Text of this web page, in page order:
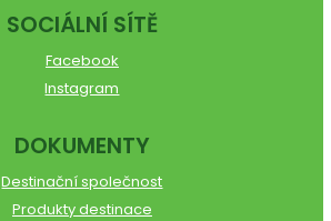
SOCIÁLNÍ SÍTĚ
Facebook
Instagram
DOKUMENTY
Destinační společnost
Produkty destinace